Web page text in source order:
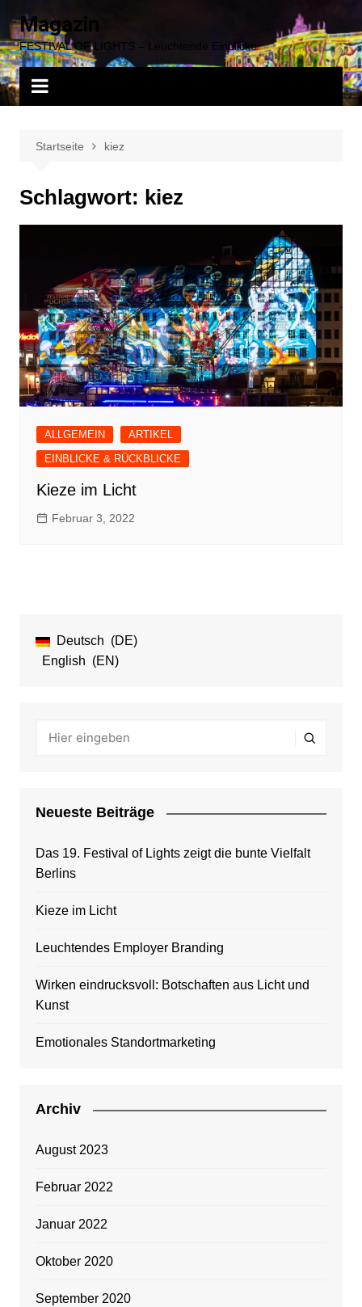
Inhalt
springen
Magazin
FESTIVAL OF LIGHTS – Leuchtende Einblicke
Startseite kiez
Schlagwort: kiez
ALLGEMEIN
ARTIKEL
EINBLICKE & RÜCKBLICKE
Kieze im Licht
Februar 3, 2022
Deutsch
DE
English
EN
Neueste Beiträge
Das 19. Festival of Lights zeigt die bunte Vielfalt
Berlins
Kieze im Licht
Leuchtendes Employer Branding
Wirken eindrucksvoll: Botschaften aus Licht und
Kunst
Emotionales Standortmarketing
Archiv
August 2023
Februar 2022
Januar 2022
Oktober 2020
September 2020